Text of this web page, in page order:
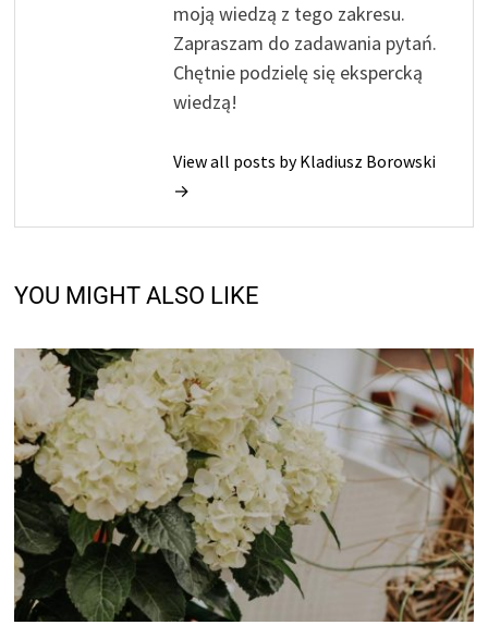
moją wiedzą z tego zakresu.
Zapraszam do zadawania pytań.
Chętnie podzielę się ekspercką
wiedzą!
View all posts by Kladiusz Borowski
→
YOU MIGHT ALSO LIKE